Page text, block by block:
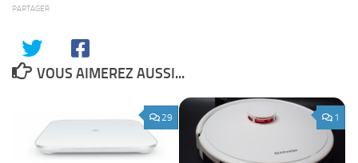
PARTAGER
VOUS AIMEREZ AUSSI...
29 1